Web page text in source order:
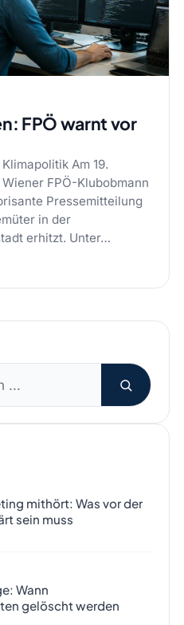
FPÖ warnt vor
Am 19.
FPÖ-Klubobmann
Pressemitteilung
in der
erhitzt. Unter…
mithört: Was vor der
sein muss
Wann
gelöscht werden